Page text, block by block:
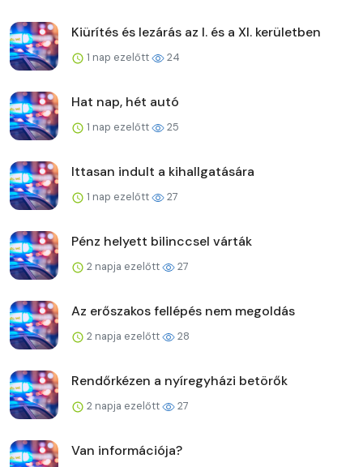
Kiürítés és lezárás az I. és a XI. kerületben
1 nap ezelőtt 24
Hat nap, hét autó
1 nap ezelőtt 25
Ittasan indult a kihallgatására
1 nap ezelőtt 27
Pénz helyett bilinccsel várták
2 napja ezelőtt 27
Az erőszakos fellépés nem megoldás
2 napja ezelőtt 28
Rendőrkézen a nyíregyházi betörők
2 napja ezelőtt 27
Van információja?